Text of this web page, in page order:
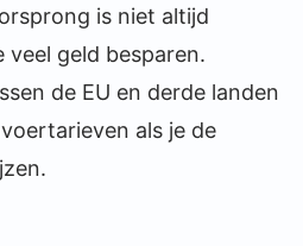
is niet altijd
geld besparen.
de EU en derde landen
als je de